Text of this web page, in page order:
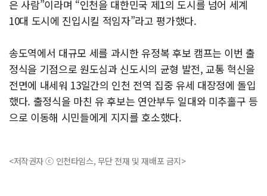
은 사람”이라며 “인천을 대한민국 제1의 도시를 넘어 세계
10대 도시에 진입시킬 적임자”라고 평가했다.
송도역에서 대규모 세를 과시한 유정복 후보 캠프는 이번 출
정식을 기점으로 원도심과 신도시의 균형 발전, 교통 혁신을
전면에 내세워 13일간의 인천 전역 집중 유세 대장정에 돌입
했다. 출정식을 마친 유 후보는 연안부두 일대와 미추홀구 등
으로 이동해 시민들에게 지지를 호소했다.
<저작권자 ⓒ 인천타임스, 무단 전재 및 재배포 금지>